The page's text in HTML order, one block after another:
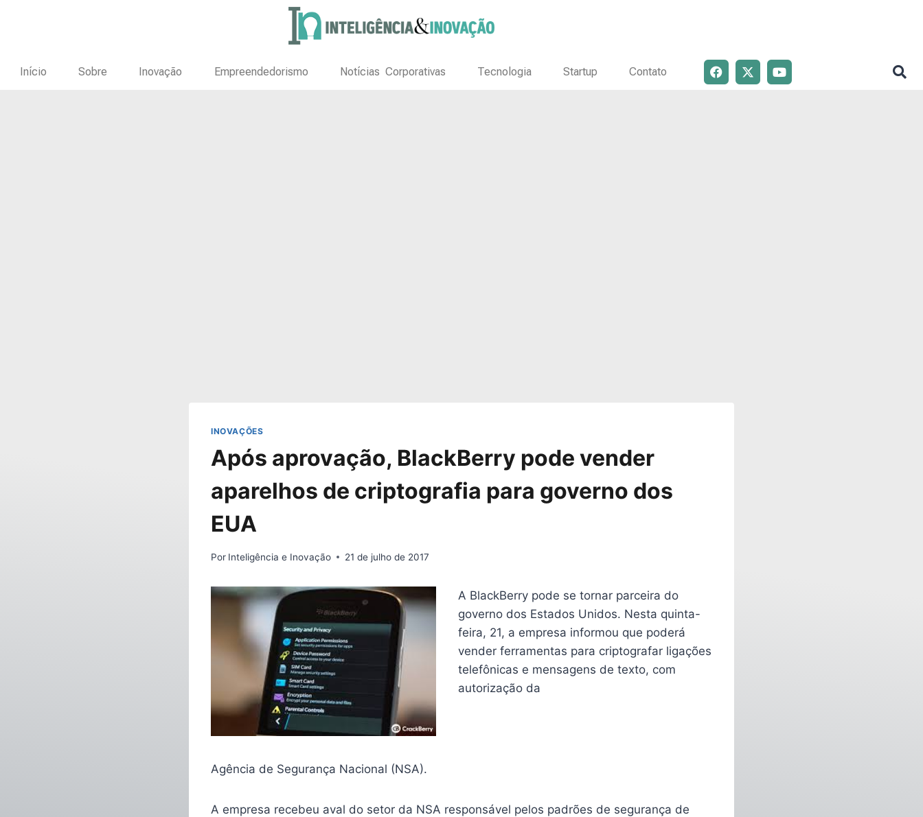
Início Sobre Inovação Empreendedorismo Notícias Corporativas Tecnologia Startup Contato
INOVAÇÕES
Após aprovação, BlackBerry pode vender
aparelhos de criptografia para governo dos
EUA
Por Inteligência e Inovação 21 de julho de 2017
A BlackBerry pode se tornar parceira do
governo dos Estados Unidos. Nesta quinta-
feira, 21, a empresa informou que poderá
vender ferramentas para criptografar ligações
telefônicas e mensagens de texto, com
autorização da
Agência de Segurança Nacional (NSA).
A empresa recebeu aval do setor da NSA responsável pelos padrões de segurança de